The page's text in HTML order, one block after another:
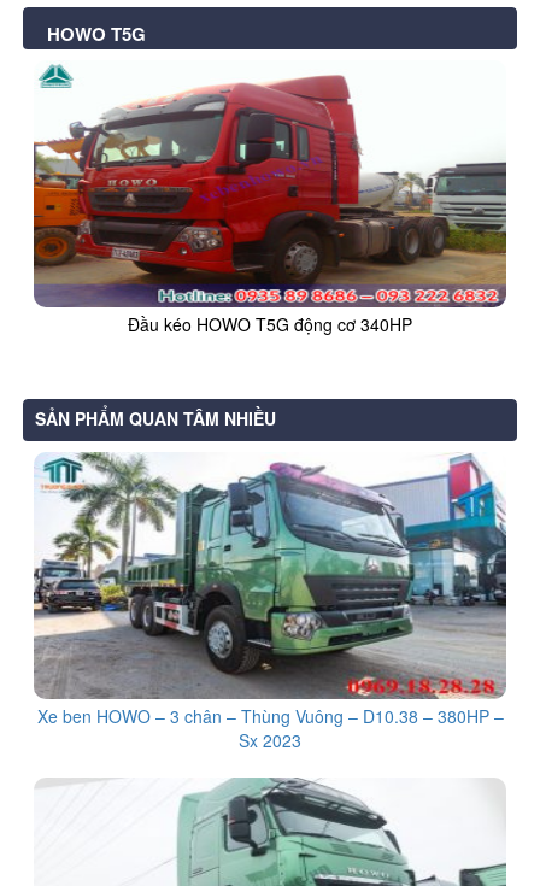
HOWO T5G
Đầu kéo HOWO T5G động cơ 340HP
SẢN PHẨM QUAN TÂM NHIỀU
Xe ben HOWO – 3 chân – Thùng Vuông – D10.38 – 380HP –
Sx 2023